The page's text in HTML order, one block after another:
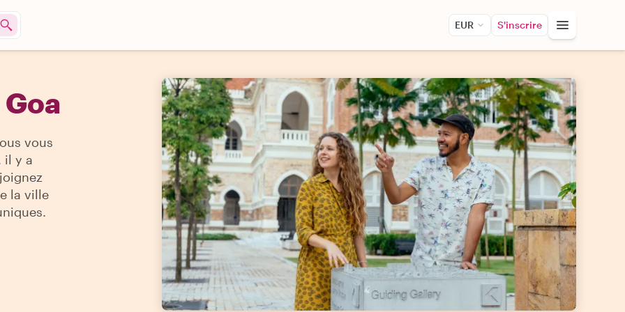
EUR S'inscrire
vous
il y a
la ville